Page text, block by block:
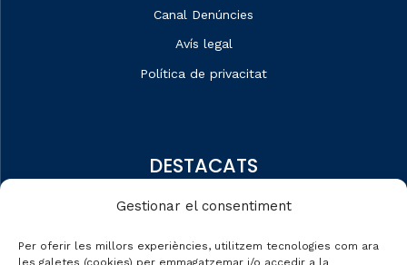
Gestionar el consentiment
Per oferir les millors experiències, utilitzem tecnologies com ara
Canal Denúncies
Avís legal
Política de privacitat
DESTACATS
Dades de mercat